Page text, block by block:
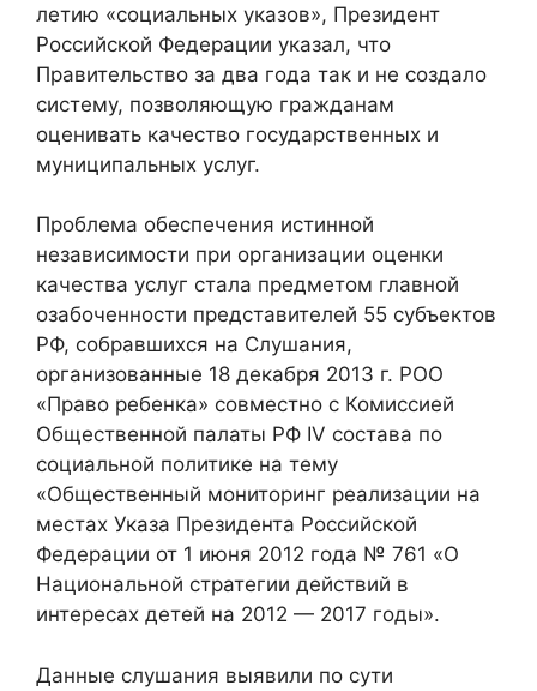
летию «социальных указов», Президент
Российской Федерации указал, что
Правительство за два года так и не создало
систему, позволяющую гражданам
оценивать качество государственных и
муниципальных услуг.
Проблема обеспечения истинной
независимости при организации оценки
качества услуг стала предметом главной
озабоченности представителей 55 субъектов
РФ, собравшихся на Слушания,
организованные 18 декабря 2013 г. РОО
«Право ребенка» совместно с Комиссией
Общественной палаты РФ IV состава по
социальной политике на тему
«Общественный мониторинг реализации на
местах Указа Президента Российской
Федерации от 1 июня 2012 года № 761 «О
Национальной стратегии действий в
интересах детей на 2012 — 2017 годы».
Данные слушания выявили по сути